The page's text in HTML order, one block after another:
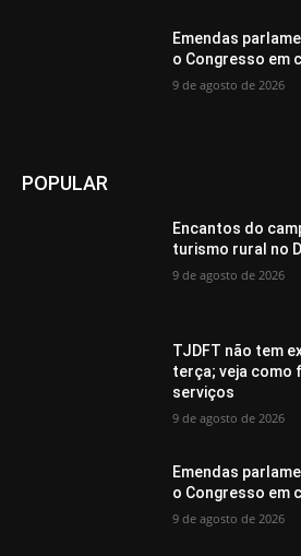
Emendas
o Congresso em
9 de agosto de 2026
POPULAR
Encantos do
turismo rural no
9 de agosto de 2026
TJDFT não tem
terça; veja como
serviços
9 de agosto de 2026
Emendas
o Congresso em
9 de agosto de 2026